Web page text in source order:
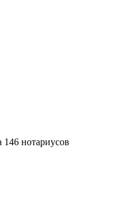
146 нотариусов